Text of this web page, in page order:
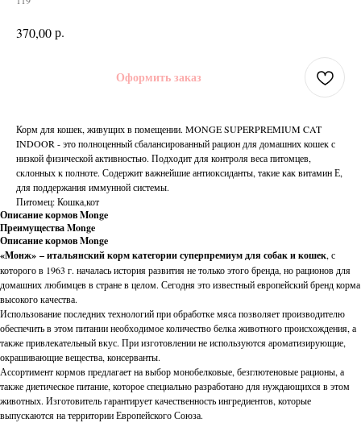
370,00р.
Оформить заказ
Корм для кошек, живущих в помещении. MONGE SUPERPREMIUM CAT
INDOOR - это полноценный сбалансированный рацион для домашних кошек с
низкой физической активностью. Подходит для контроля веса питомцев,
склонных к полноте. Содержит важнейшие антиоксиданты, такие как витамин Е,
для поддержания иммунной системы.
Питомец: Кошка,кот
Описание кормов Monge
Преимущества Monge
Описание кормов Monge
«Монж» – итальянский корм категории суперпремиум для собак и кошек, с
которого в 1963 г. началась история развития не только этого бренда, но рационов для
домашних любимцев в стране в целом. Сегодня это известный европейский бренд корма
высокого качества.
Использование последних технологий при обработке мяса позволяет производителю
обеспечить в этом питании необходимое количество белка животного происхождения, а
также привлекательный вкус. При изготовлении не используются ароматизирующие,
окрашивающие вещества, консерванты.
Ассортимент кормов предлагает на выбор монобелковые, безглютеновые рационы, а
также диетическое питание, которое специально разработано для нуждающихся в этом
животных. Изготовитель гарантирует качественность ингредиентов, которые
выпускаются на территории Европейского Союза.